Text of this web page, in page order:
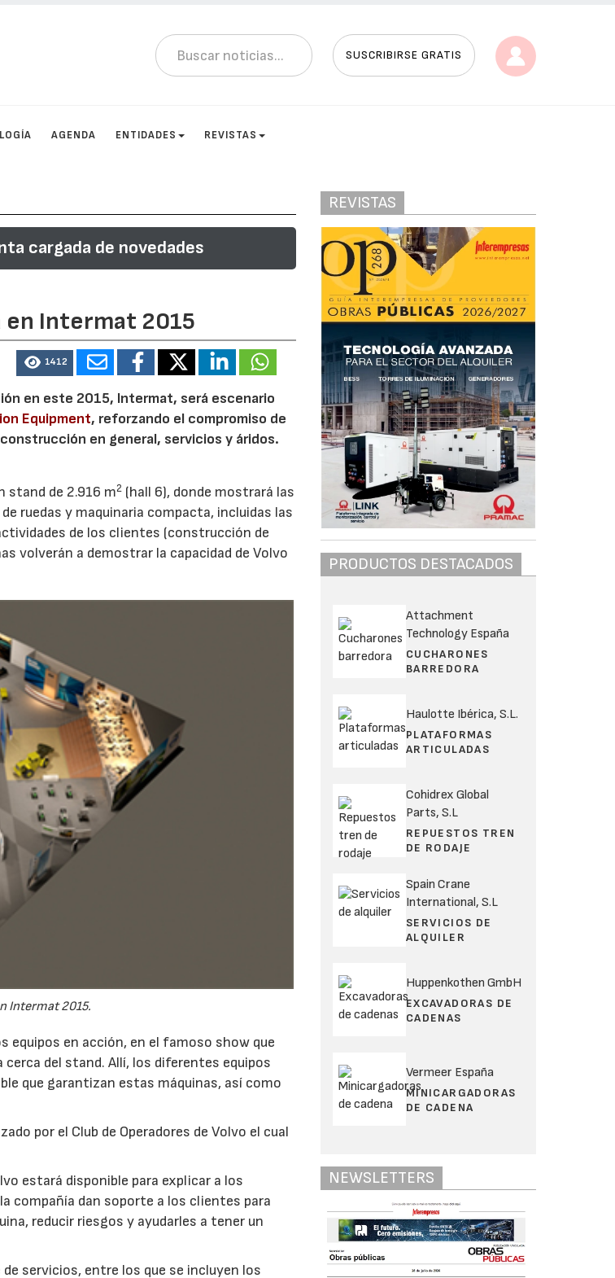
SUSCRIBIRSE GRATIS
AGENDA ENTIDADES REVISTAS
cargada de novedades
en Intermat 2015
1412
en este 2015, Intermat, será escenario
Equipment, reforzando el compromiso de
en general, servicios y áridos.
stand de 2.916 m2 (hall 6), donde mostrará las
ruedas y maquinaria compacta, incluidas las
de los clientes (construcción de
volverán a demostrar la capacidad de Volvo
Intermat 2015.
equipos en acción, en el famoso show que
cerca del stand. Allí, los diferentes equipos
que garantizan estas máquinas, así como
por el Club de Operadores de Volvo el cual
estará disponible para explicar a los
compañía dan soporte a los clientes para
reducir riesgos y ayudarles a tener un
servicios, entre los que se incluyen los
REVISTAS
PRODUCTOS DESTACADOS
Attachment
Technology España
CUCHARONES
BARREDORA
Haulotte Ibérica, S.L.
PLATAFORMAS
ARTICULADAS
Cohidrex Global
Parts, S.L
REPUESTOS TREN
DE RODAJE
Spain Crane
International, S.L
SERVICIOS DE
ALQUILER
Huppenkothen GmbH
EXCAVADORAS DE
CADENAS
Vermeer España
MINICARGADORAS
DE CADENA
NEWSLETTERS